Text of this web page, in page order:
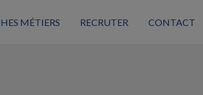
MÉTIERS RECRUTER CONTACT